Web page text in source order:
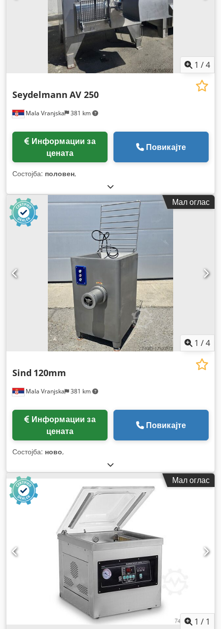
1 /4
Mala Vranjska 381 km
Seydelmann AV 250
цената
Повикајте
Состојба: половен,
Мал оглас
1 /4
Mala Vranjska 381 km
Sind 120mm
цената
Повикајте
Состојба: ново,
Мал оглас
1 / 1